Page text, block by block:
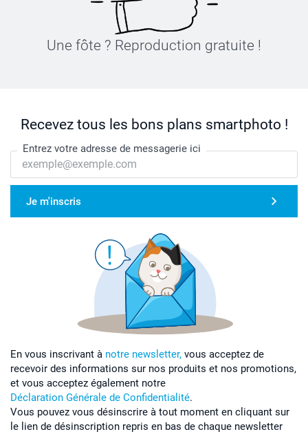
Une fôte ? Reproduction gratuite !
Recevez tous les bons plans smartphoto !
Entrez votre adresse de messagerie ici
Je m'inscris
En vous inscrivant à notre newsletter, vous acceptez de
recevoir des informations sur nos produits et nos promotions,
et vous acceptez également notre
Déclaration Générale de Confidentialité.
Vous pouvez vous désinscrire à tout moment en cliquant sur
le lien de désinscription repris en bas de chaque newsletter